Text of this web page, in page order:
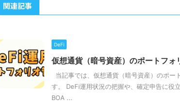
関連記事
DeFi
仮想通貨（暗号資産）のポートフ
当記事では、仮想通貨（暗号資産）のポー
す。 DeFi運用状況の把握や、確定申告に
BOA ...